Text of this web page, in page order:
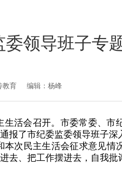
领导班子专
教育 编辑：杨峰
活会召开。市委常委、市
报了市纪委监委领导班子
次民主生活会征求意见情
去、把工作摆进去，自我